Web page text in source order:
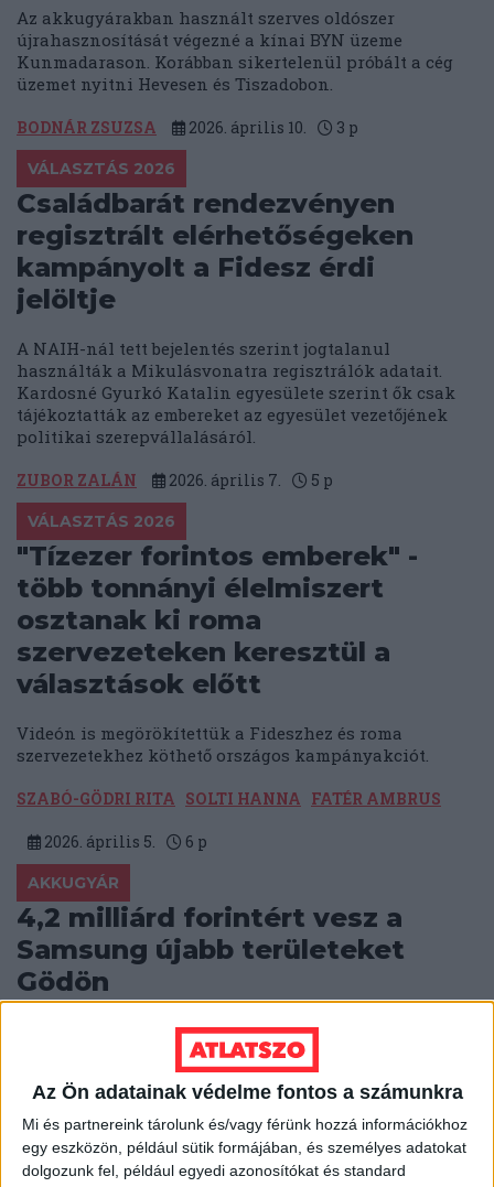
Az Ön adatainak védelme fontos a számunkra
Mi és partnereink tárolunk és/vagy férünk hozzá információkhoz
egy eszközön, például sütik formájában, és személyes adatokat
dolgozunk fel, például egyedi azonosítókat és standard
Az akkugyárakban használt szerves oldószer
újrahasznosítását végezné a kínai BYN üzeme
Kunmadarason. Korábban sikertelenül próbált a cég
üzemet nyitni Hevesen és Tiszadobon.
BODNÁR ZSUZSA 2026. április 10. 3 p
VÁLASZTÁS 2026
Családbarát rendezvényen
regisztrált elérhetőségeken
kampányolt a Fidesz érdi
jelöltje
A NAIH-nál tett bejelentés szerint jogtalanul
használták a Mikulásvonatra regisztrálók adatait.
Kardosné Gyurkó Katalin egyesülete szerint ők csak
tájékoztatták az embereket az egyesület vezetőjének
politikai szerepvállalásáról.
ZUBOR ZALÁN 2026. április 7. 5 p
VÁLASZTÁS 2026
"Tízezer forintos emberek" -
több tonnányi élelmiszert
osztanak ki roma
szervezeteken keresztül a
választások előtt
Videón is megörökítettük a Fideszhez és roma
szervezetekhez köthető országos kampányakciót.
SZABÓ-GÖDRI RITA SOLTI HANNA FATÉR AMBRUS
2026. április 5. 6 p
AKKUGYÁR
4,2 milliárd forintért vesz a
Samsung újabb területeket
Gödön
A Samsung SDI a lakóövezetek felé terjeszkedik Gödön,
hogy az új területen napelemparkot létesítsen. Az
adásvételt Tuzson Bence egykori ügyvédi irodája
bonyolítja.
BODNÁR ZSUZSA 2026. április 2. 5p
KÖZBESZERZÉS